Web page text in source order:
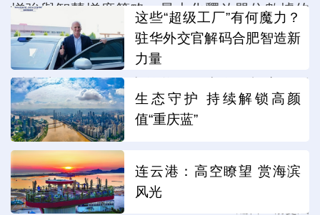
增強與智慧增廣策略，最大化釋放單位數據的
訓練價值，用更高的數據利用效率領先堆量選
手。大幅降低訓練成本，依然拿下國際頂尖評
測成績——這正是考拉悠然、上海碼極客、同
濟大學空間智慧團隊在世界模型核心技術方向
上的原創突破力。（成都日報錦觀新聞記者 李
艷玲）
这些“超级工厂”有何魔力？
驻华外交官解码合肥智造新
力量
生态守护 持续解锁高颜
值“重庆蓝”
连云港：高空瞭望 赏海滨
风光